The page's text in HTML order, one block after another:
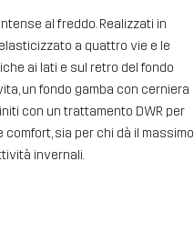
al freddo. Realizzati in
a quattro vie e le
ai lati e sul retro del fondo
un fondo gamba con cerniera
con un trattamento DWR per
sia per chi dà il massimo
invernali.